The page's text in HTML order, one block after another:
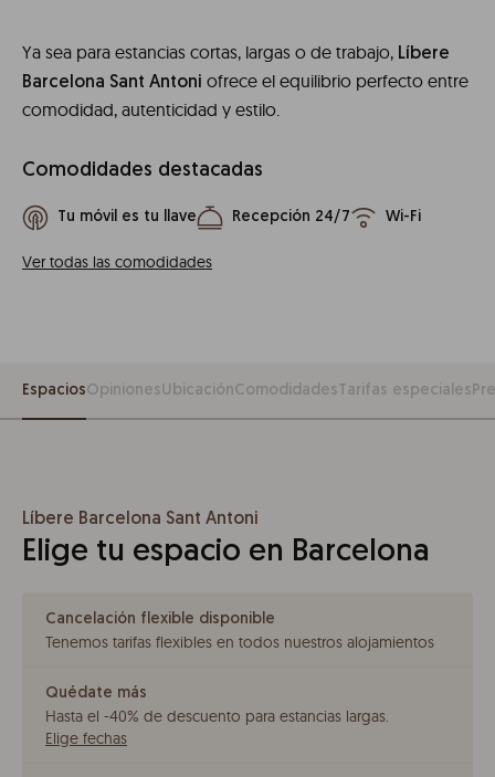
Ya sea para estancias cortas, largas o de trabajo, Líbere
Barcelona Sant Antoni ofrece el equilibrio perfecto entre
comodidad, autenticidad y estilo.
Comodidades destacadas
Tu móvil es tu llave Recepción 24/7 Wi-Fi
Ver todas las comodidades
EspaciosOpinionesUbicaciónComodidades Tarifas especiales
Líbere Barcelona Sant Antoni
Elige tu espacio en Barcelona
Cancelación flexible disponible
Tenemos tarifas flexibles en todos nuestros alojamientos
Quédate más
Hasta el -40% de descuento para estancias largas.
Elige fechas